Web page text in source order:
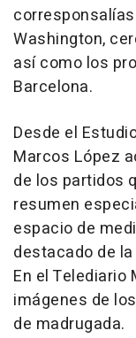
Washington,
así como los
Barcelona.
Desde el
Marcos López
de los partidos
resumen
espacio de
destacado de
En el Telediario
imágenes de
de madrugada.